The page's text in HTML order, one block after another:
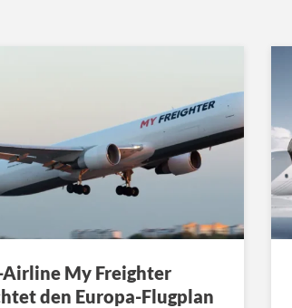
Airline My Freighter
den Europa-Flugplan